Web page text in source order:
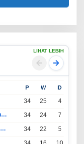
LIHAT LEBIH
P W D
34 25 4
Persatuan Sepak Bola Indonesia Bandung 34 24 7
Persatuan Sepak Bola Indonesia Jakarta 34 22 5